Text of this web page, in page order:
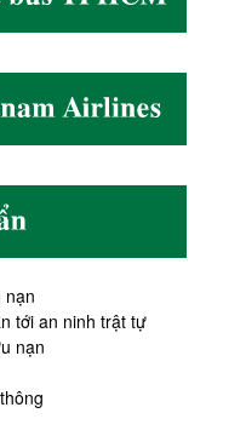
nạn
tới an ninh trật tự
nạn